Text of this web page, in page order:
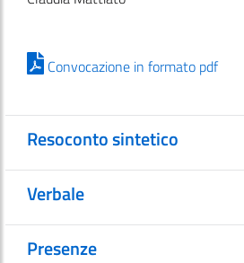
Convocazione in formato pdf
Resoconto sintetico
Verbale
Presenze